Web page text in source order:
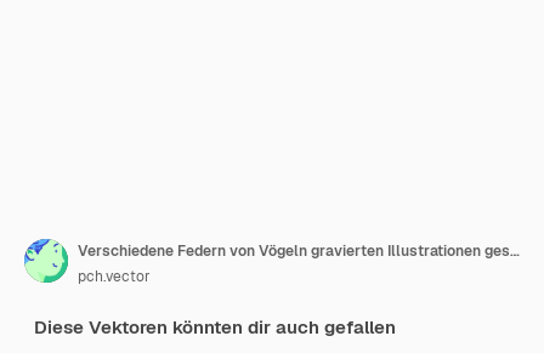
Verschiedene Federn von Vögeln gravierten Illustrationen gesetzt.
pch.vector
Diese Vektoren könnten dir auch gefallen